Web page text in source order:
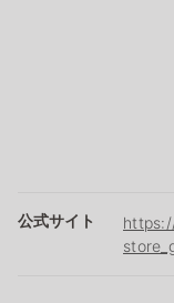
公式サイト